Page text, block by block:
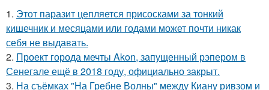
1. Этот паразит цепляется присосками за тонкий
кишечник и месяцами или годами может почти никак
себя не выдавать.
2. Проект города мечты Akon, запущенный рэпером в
Сенегале ещё в 2018 году, официально закрыт.
3. На съёмках "На Гребне Волны" между Киану ривзом и